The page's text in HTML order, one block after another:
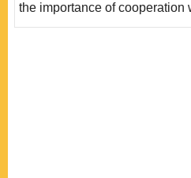
the importance of cooperation
Southeast Asian Nations